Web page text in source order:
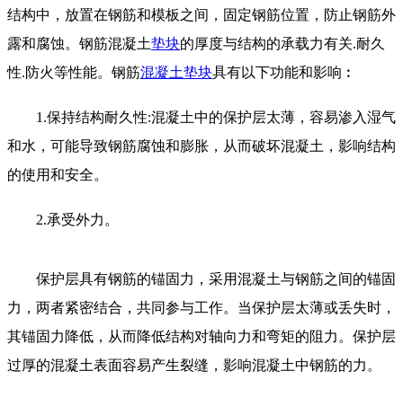
结构中，放置在钢筋和模板之间，固定钢筋位置，防止钢筋外
露和腐蚀。钢筋混凝土垫块的厚度与结构的承载力有关.耐久
性.防火等性能。钢筋混凝土垫块具有以下功能和影响︰
1.保持结构耐久性:混凝土中的保护层太薄，容易渗入湿气
和水，可能导致钢筋腐蚀和膨胀，从而破坏混凝土，影响结构
的使用和安全。
2.承受外力。
保护层具有钢筋的锚固力，采用混凝土与钢筋之间的锚固
力，两者紧密结合，共同参与工作。当保护层太薄或丢失时，
其锚固力降低，从而降低结构对轴向力和弯矩的阻力。保护层
过厚的混凝土表面容易产生裂缝，影响混凝土中钢筋的力。